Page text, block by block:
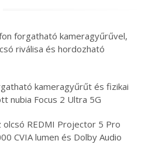
forgatható kameragyűrűvel,
riválisa és hordozható
kameragyűrűt és fizikai
nubia Focus 2 Ultra 5G
olcsó REDMI Projector 5 Pro
CVIA lumen és Dolby Audio